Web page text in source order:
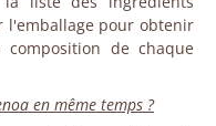
pour obtenir
de chaque
en même temps ?